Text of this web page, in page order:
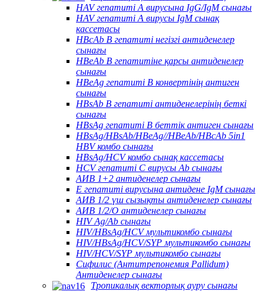
HAV гепатиті А вирусына IgG/IgM сынағы
HAV гепатиті А вирусы IgM сынақ
кассетасы
HBcAb В гепатиті негізгі антиденелер
сынағы
HBeAb В гепатитіне қарсы антиденелер
сынағы
HBeAg гепатиті В конвертінің антиген
сынағы
HBsAb В гепатиті антиденелерінің беткі
сынағы
HBsAg гепатиті В беттік антиген сынағы
HBsAg/HBsAb/HBeAg//HBeAb/HBcAb 5in1
HBV комбо сынағы
HBsAg/HCV комбо сынақ кассетасы
HCV гепатиті С вирусы Ab сынағы
АИВ 1+2 антиденелер сынағы
Е гепатиті вирусына антидене IgM сынағы
АИВ 1/2 үш сызықты антиденелер сынағы
АИВ 1/2/О антиденелер сынағы
HIV Ag/Ab сынағы
HIV/HBsAg/HCV мультикомбо сынағы
HIV/HBsAg/HCV/SYP мультикомбо сынағы
HIV/HCV/SYP мультикомбо сынағы
Сифилис (Антитрепонемия Pallidum)
Антиденелер сынағы
Тропикалық векторлық ауру сынағы